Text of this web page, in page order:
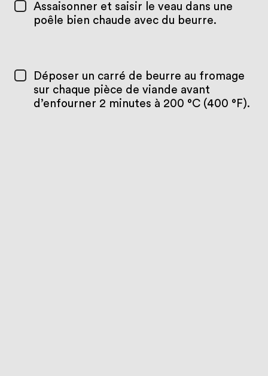
Assaisonner et saisir le veau dans une
poêle bien chaude avec du beurre.
Déposer un carré de beurre au fromage
sur chaque pièce de viande avant
d’enfourner 2 minutes à 200 °C (400 °F).